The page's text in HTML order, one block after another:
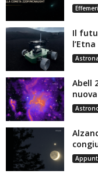
Il
l’Etna
Abell